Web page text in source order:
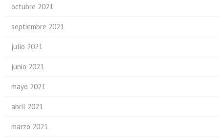
octubre 2021
septiembre 2021
julio 2021
junio 2021
mayo 2021
abril 2021
marzo 2021